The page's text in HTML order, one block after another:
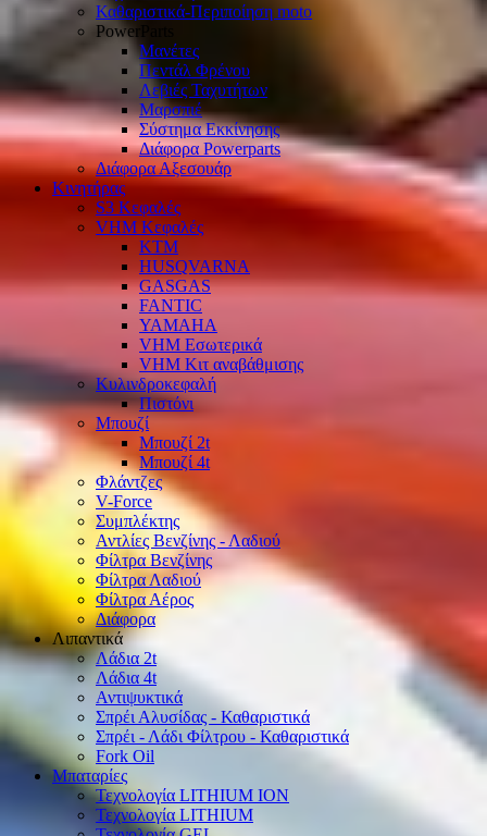
Καθαριστικά-Περιποίηση moto
PowerParts
Μανέτες
Πεντάλ Φρένου
Λεβιές Ταχυτήτων
Μαρσπιέ
Σύστημα Εκκίνησης
Διάφορα Powerparts
Διάφορα Αξεσουάρ
Κινητήρας
S3 Κεφαλές
VHM Κεφαλές
KTM
HUSQVARNA
GASGAS
FANTIC
YAMAHA
VHM Εσωτερικά
VHM Κιτ αναβάθμισης
Κυλινδροκεφαλή
Πιστόνι
Μπουζί
Μπουζί 2t
Μπουζί 4t
Φλάντζες
V-Force
Συμπλέκτης
Αντλίες Βενζίνης - Λαδιού
Φίλτρα Βενζίνης
Φίλτρα Λαδιού
Φίλτρα Αέρος
Διάφορα
Λιπαντικά
Λάδια 2t
Λάδια 4t
Αντιψυκτικά
Σπρέι Αλυσίδας - Καθαριστικά
Σπρέι - Λάδι Φίλτρου - Καθαριστικά
Fork Oil
Μπαταρίες
Τεχνολογία LITHIUM ION
Τεχνολογία LITHIUM